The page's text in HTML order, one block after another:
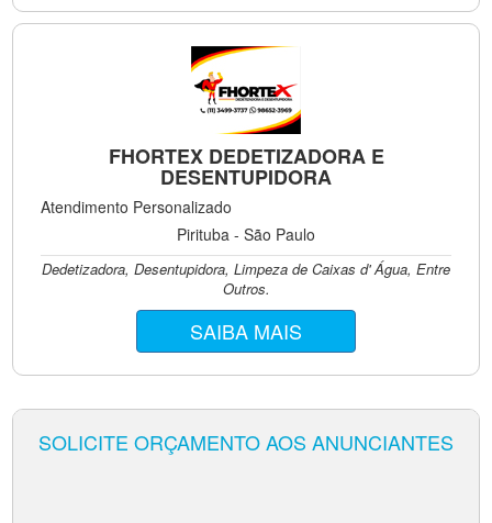
FHORTEX DEDETIZADORA E
DESENTUPIDORA
Atendimento Personalizado
Pirituba - São Paulo
Dedetizadora, Desentupidora, Limpeza de Caixas d' Água, Entre
Outros.
SAIBA MAIS